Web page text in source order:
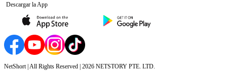
Descargar la App
NetShort | All Rights Reserved | 2026 NETSTORY PTE. LTD.